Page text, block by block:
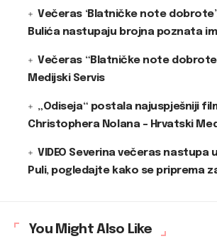
Večeras ‘Blatničke note
Bulića nastupaju brojna poznata
Večeras “Blatničke note
Medijski Servis
„Odiseja“ postala najuspješniji
Christophera Nolana – Hrvatski
VIDEO Severina večeras nastupa
Puli, pogledajte kako se priprema
You Might Also Like